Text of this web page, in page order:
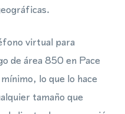
virtual para
de área 850 en Pace
lo que lo hace
tamaño que